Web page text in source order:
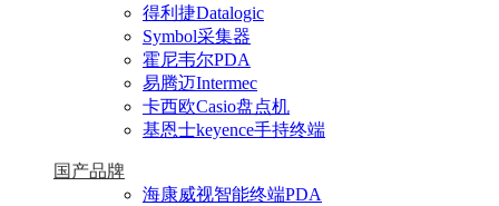
得利捷Datalogic
Symbol采集器
霍尼韦尔PDA
易腾迈Intermec
卡西欧Casio盘点机
基恩士keyence手持终端
国产品牌
海康威视智能终端PDA